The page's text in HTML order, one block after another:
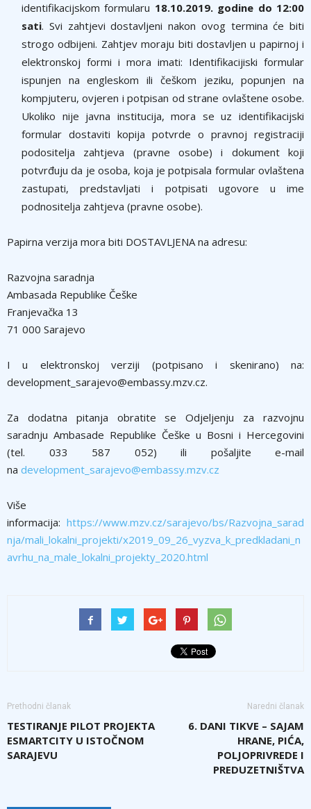
identifikacijskom formularu 18.10.2019. godine do 12:00
sati. Svi zahtjevi dostavljeni nakon ovog termina će biti
strogo odbijeni. Zahtjev moraju biti dostavljen u papirnoj i
elektronskoj formi i mora imati: Identifikacijiski formular
ispunjen na engleskom ili češkom jeziku, popunjen na
kompjuteru, ovjeren i potpisan od strane ovlaštene osobe.
Ukoliko nije javna institucija, mora se uz identifikacijski
formular dostaviti kopija potvrde o pravnoj registraciji
podositelja zahtjeva (pravne osobe) i dokument koji
potvrđuju da je osoba, koja je potpisala formular ovlaštena
zastupati, predstavljati i potpisati ugovore u ime
podnositelja zahtjeva (pravne osobe).
Papirna verzija mora biti DOSTAVLJENA na adresu:
Razvojna saradnja
Ambasada Republike Češke
Franjevačka 13
71 000 Sarajevo
I u elektronskoj verziji (potpisano i skenirano) na:
development_sarajevo@embassy.mzv.cz.
Za dodatna pitanja obratite se Odjeljenju za razvojnu
saradnju Ambasade Republike Češke u Bosni i Hercegovini
(tel. 033 587 052) ili pošaljite e-mail
na development_sarajevo@embassy.mzv.cz
Više
informacija: https://www.mzv.cz/sarajevo/bs/Razvojna_sarad
nja/mali_lokalni_projekti/x2019_09_26_vyzva_k_predkladani_n
avrhu_na_male_lokalni_projekty_2020.html
Prethodni članak
TESTIRANJE PILOT PROJEKTA
ESMARTCITY U ISTOČNOM
SARAJEVU
Naredni članak
6. DANI TIKVE – SAJAM
HRANE, PIĆA,
POLJOPRIVREDE I
PREDUZETNIŠTVA